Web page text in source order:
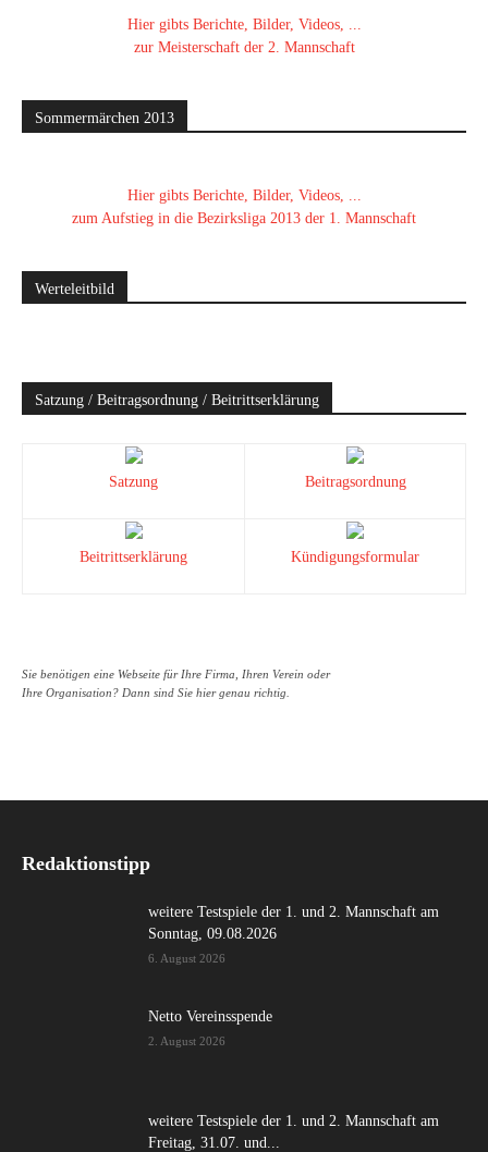
Hier gibts Berichte, Bilder, Videos, ...
zur Meisterschaft der 2. Mannschaft
Sommermärchen 2013
Hier gibts Berichte, Bilder, Videos, ...
zum Aufstieg in die Bezirksliga 2013 der 1. Mannschaft
Werteleitbild
Satzung / Beitragsordnung / Beitrittserklärung
Satzung Beitragsordnung
Beitrittserklärung Kündigungsformular
Sie benötigen eine Webseite für Ihre Firma, Ihren Verein oder
Ihre Organisation? Dann sind Sie hier genau richtig.
Redaktionstipp
weitere Testspiele der 1. und 2. Mannschaft am
Sonntag, 09.08.2026
6. August 2026
Netto Vereinsspende
2. August 2026
weitere Testspiele der 1. und 2. Mannschaft am
Freitag, 31.07. und...